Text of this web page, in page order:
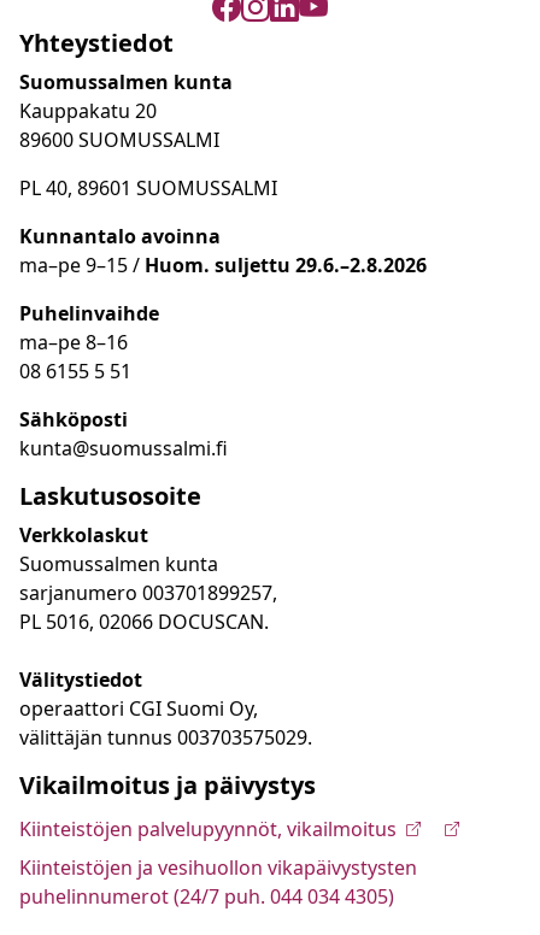
Yhteystiedot
Suomussalmen kunta
Kauppakatu 20
89600 SUOMUSSALMI
PL 40, 89601 SUOMUSSALMI
Kunnantalo avoinna
ma–pe 9–15 / Huom. suljettu 29.6.–2.8.2026
Puhelinvaihde
ma–pe 8–16
08 6155 5 51
Sähköposti
kunta@suomussalmi.fi
Laskutusosoite
Verkkolaskut
Suomussalmen kunta
sarjanumero 003701899257,
PL 5016, 02066 DOCUSCAN.
Välitystiedot
operaattori CGI Suomi Oy,
välittäjän tunnus 003703575029.
Vikailmoitus ja päivystys
Kiinteistöjen palvelupyynnöt, vikailmoitus
Kiinteistöjen ja vesihuollon vikapäivystysten
puhelinnumerot (24/7 puh. 044 034 4305)